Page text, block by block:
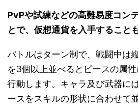
PvPや試練などの高難易度コン
とで、仮想通貨を入手すること
バトルはターン制で、戦闘中は
を3個以上並べるとピースの属
行動します。キャラ及び武器に
ースをスキルの形状に合わせて